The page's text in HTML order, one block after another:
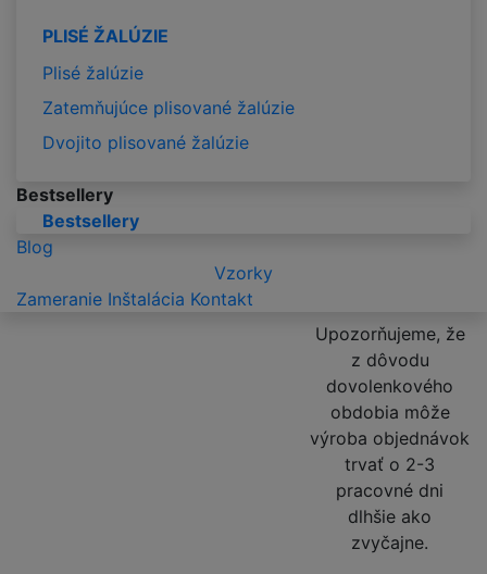
PLISÉ ŽALÚZIE
Plisé žalúzie
Zatemňujúce plisované žalúzie
Dvojito plisované žalúzie
Bestsellery
Bestsellery
Blog
Vzorky
Zameranie Inštalácia Kontakt
Upozorňujeme, že
z dôvodu
dovolenkového
obdobia môže
výroba objednávok
trvať o 2-3
pracovné dni
dlhšie ako
zvyčajne.